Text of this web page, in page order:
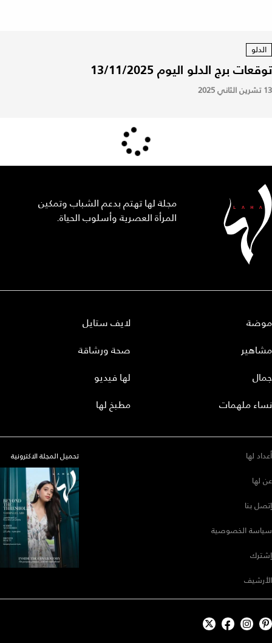
الدلو
توقعات برج الدلو اليوم 13/11/2025
13 تشرين الثاني 2025
مجلة لها تهتم بدعم الشباب وتمكين
المرأة العصرية وأسلوب الحياة.
موضة
مشاهير
جمال
نساء ملهمات
لايف ستايل
صحة ورشاقة
لها فيديو
مطبخ لها
أعداد لها
عن لها
إتصل بنا
سياسة الخصوصية
إشترك
الأرشيف
تحميل المجلة الاكترونية